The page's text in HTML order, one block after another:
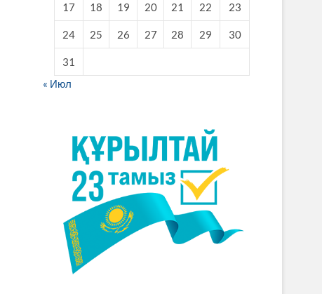
17 18 19 20 21 22 23
24 25 26 27 28 29 30
31
« Июл